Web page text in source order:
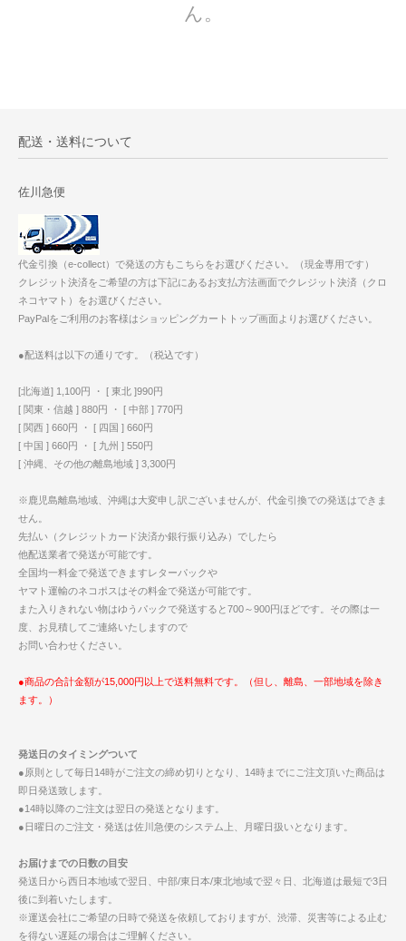
ん。
配送・送料について
佐川急便
代金引換（e-collect）で発送の方もこちらをお選びください。（現金専用です）
クレジット決済をご希望の方は下記にあるお支払方法画面でクレジット決済（クロ
ネコヤマト）をお選びください。
PayPalをご利用のお客様はショッピングカートトップ画面よりお選びください。
●配送料は以下の通りです。（税込です）
[北海道] 1,100円 ・ [ 東北 ]990円
[ 関東・信越 ] 880円 ・ [ 中部 ] 770円
[ 関西 ] 660円 ・ [ 四国 ] 660円
[ 中国 ] 660円 ・ [ 九州 ] 550円
[ 沖縄、その他の離島地域 ] 3,300円
※鹿児島離島地域、沖縄は大変申し訳ございませんが、代金引換での発送はできま
せん。
先払い（クレジットカード決済か銀行振り込み）でしたら
他配送業者で発送が可能です。
全国均一料金で発送できますレターパックや
ヤマト運輸のネコポスはその料金で発送が可能です。
また入りきれない物はゆうパックで発送すると700～900円ほどです。その際は一
度、お見積してご連絡いたしますので
お問い合わせください。
●商品の合計金額が15,000円以上で送料無料です。（但し、離島、一部地域を除き
ます。）
発送日のタイミングついて
●原則として毎日14時がご注文の締め切りとなり、14時までにご注文頂いた商品は
即日発送致します。
●14時以降のご注文は翌日の発送となります。
●日曜日のご注文・発送は佐川急便のシステム上、月曜日扱いとなります。
お届けまでの日数の目安
発送日から西日本地域で翌日、中部/東日本/東北地域で翌々日、北海道は最短で3日
後に到着いたします。
※運送会社にご希望の日時で発送を依頼しておりますが、渋滞、災害等による止む
を得ない遅延の場合はご理解ください。